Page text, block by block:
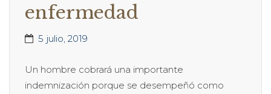
enfermedad
5 julio, 2019
Un hombre cobrará una importante
indemnización porque se desempeñó como